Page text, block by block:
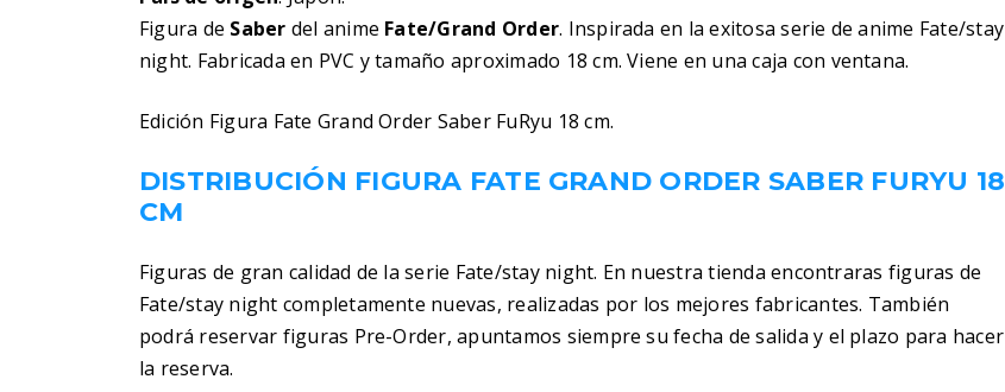
Figura de Saber del anime Fate/Grand Order. Inspirada en la exitosa serie de anime Fate/stay
night. Fabricada en PVC y tamaño aproximado 18 cm. Viene en una caja con ventana.
Edición Figura Fate Grand Order Saber FuRyu 18 cm.
DISTRIBUCIÓN FIGURA FATE GRAND ORDER SABER FURYU 18
CM
Figuras de gran calidad de la serie Fate/stay night. En nuestra tienda encontraras figuras de
Fate/stay night completamente nuevas, realizadas por los mejores fabricantes. También
podrá reservar figuras Pre-Order, apuntamos siempre su fecha de salida y el plazo para hacer
la reserva.